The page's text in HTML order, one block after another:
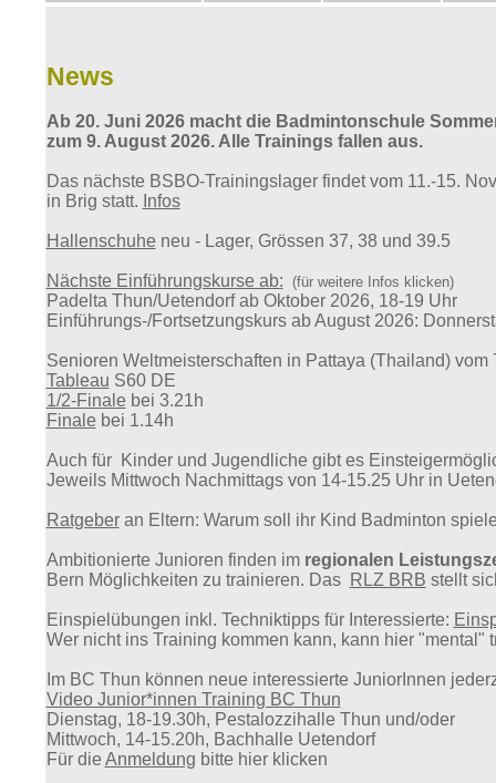
News
Ab 20. Juni 2026 macht die Badmintonschule
zum 9. August 2026. Alle Trainings fallen aus.
Das nächste BSBO-Trainingslager findet vom 11.-15.
in Brig statt. Infos
Hallenschuhe neu - Lager, Grössen 37, 38 und 39.5
Nächste Einführungskurse ab: (für weitere Infos klicken)
Padelta Thun/Uetendorf ab Oktober 2026, 18-19 Uhr
Einführungs-/Fortsetzungskursab August 2026:
Senioren Weltmeisterschaften in Pattaya (Thailand) vom
Tableau S60 DE
1/2-Finale bei 3.21h
Finale bei 1.14h
Auch für Kinder und Jugendliche gibt es
Jeweils Mittwoch Nachmittags von 14-15.25 Uhr in
Ratgeberan Eltern: Warum soll ihr Kind Badminton
Ambitionierte Junioren finden im regionalen
Bern Möglichkeiten zu trainieren. Das RLZ BRB stellt
Einspielübungen inkl. Techniktipps für Interessierte:
Wer nicht ins Training kommen kann, kann hier "mental"
Im BC Thun können neue interessierte JuniorInnen
Video Junior*innen Training BC Thun
Dienstag, 18-19.30h, Pestalozzihalle Thun und/oder
Mittwoch, 14-15.20h, Bachhalle Uetendorf
Für die Anmeldung bitte hier klicken